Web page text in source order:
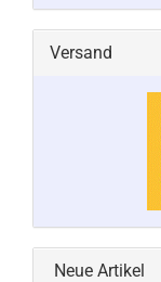
Versand
Neue Artikel